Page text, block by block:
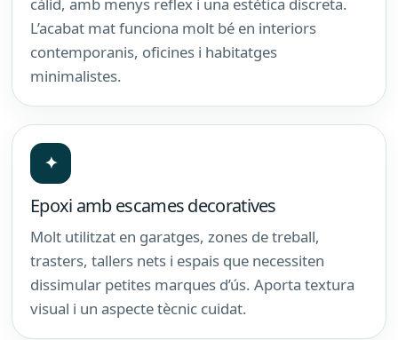
L’acabat mat funciona molt bé en interiors
contemporanis, oficines i habitatges
minimalistes.
✦
Epoxi amb escames decoratives
Molt utilitzat en garatges, zones de treball,
trasters, tallers nets i espais que necessiten
dissimular petites marques d’ús. Aporta textura
visual i un aspecte tècnic cuidat.